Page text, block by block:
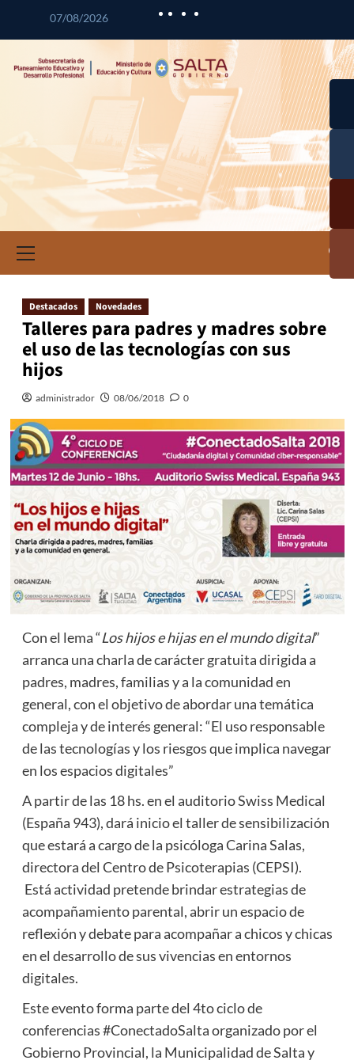
07/08/2026
Destacados Novedades
Talleres para padres y madres sobre
el uso de las tecnologías con sus
hijos
administrador 08/06/2018 0
Con el lema “Los hijos e hijas en el mundo digital”
arranca una charla de carácter gratuita dirigida a
padres, madres, familias y a la comunidad en
general, con el objetivo de abordar una temática
compleja y de interés general: “El uso responsable
de las tecnologías y los riesgos que implica navegar
en los espacios digitales”
A partir de las 18 hs. en el auditorio Swiss Medical
(España 943), dará inicio el taller de sensibilización
que estará a cargo de la psicóloga Carina Salas,
directora del Centro de Psicoterapias (CEPSI).
Está actividad pretende brindar estrategias de
acompañamiento parental, abrir un espacio de
reflexión y debate para acompañar a chicos y chicas
en el desarrollo de sus vivencias en entornos
digitales.
Este evento forma parte del 4to ciclo de
conferencias #ConectadoSalta organizado por el
Gobierno Provincial, la Municipalidad de Salta y